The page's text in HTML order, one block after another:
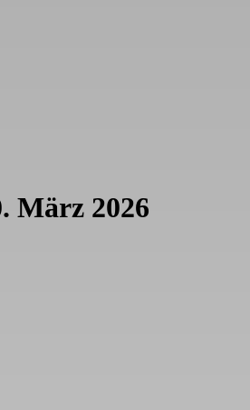
März 2026